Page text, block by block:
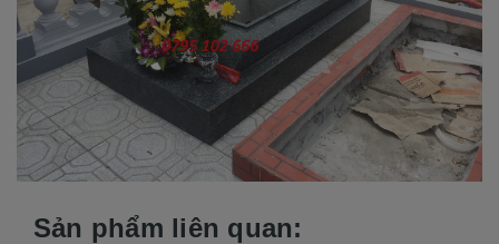
Sản phẩm liên quan: